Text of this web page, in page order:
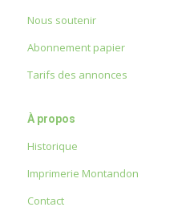
Nous soutenir
Abonnement papier
Tarifs des annonces
À propos
Historique
Imprimerie Montandon
Contact